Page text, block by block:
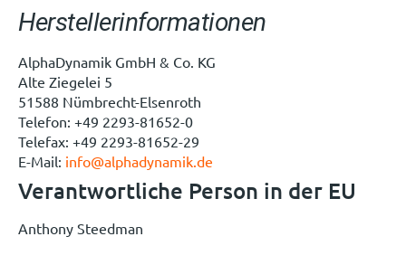
Herstellerinformationen
AlphaDynamik GmbH & Co. KG
Alte Ziegelei 5
51588 Nümbrecht-Elsenroth
Telefon: +49 2293-81652-0
Telefax: +49 2293-81652-29
E-Mail: info@alphadynamik.de
Verantwortliche Person in der EU
Anthony Steedman